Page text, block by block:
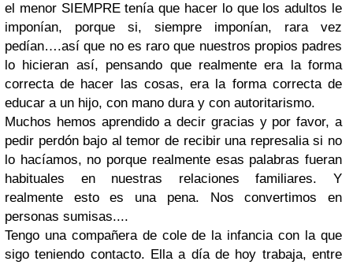
el menor SIEMPRE tenía que hacer lo que los adultos le
imponían, porque si, siempre imponían, rara vez
pedían….así que no es raro que nuestros propios padres
lo hicieran así, pensando que realmente era la forma
correcta de hacer las cosas, era la forma correcta de
educar a un hijo, con mano dura y con autoritarismo.
Muchos hemos aprendido a decir gracias y por favor, a
pedir perdón bajo al temor de recibir una represalia si no
lo hacíamos, no porque realmente esas palabras fueran
habituales en nuestras relaciones familiares. Y
realmente esto es una pena. Nos convertimos en
personas sumisas....
Tengo una compañera de cole de la infancia con la que
sigo teniendo contacto. Ella a día de hoy trabaja, entre